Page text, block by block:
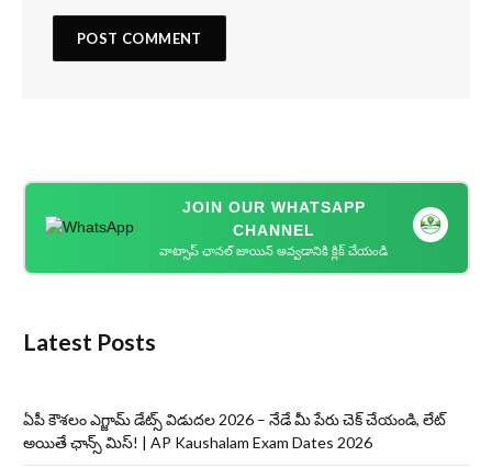
JOIN OUR WHATSAPP
CHANNEL
వాట్సాప్ ఛానల్ జాయిన్ అవ్వడానికి క్లిక్ చేయండి
Latest Posts
ఏపీ కౌశలం ఎగ్జామ్ డేట్స్ విడుదల 2026 – నేడే మీ పేరు చెక్ చేయండి, లేట్
అయితే ఛాన్స్ మిస్! | AP Kaushalam Exam Dates 2026